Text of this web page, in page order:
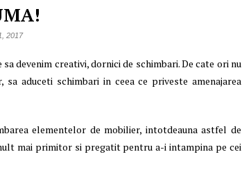
2017
devenim creativi, dornici de schimbari. De cate ori nu
aduceti schimbari in ceea ce priveste amenajarea
elementelor de mobilier, intotdeauna astfel de
mai primitor si pregatit pentru a-i intampina pe cei